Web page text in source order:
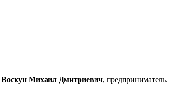
Воскун Михаил Дмитриевич, предприниматель.